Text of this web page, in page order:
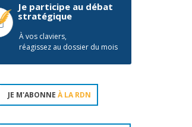
Je participe au débat
stratégique
À vos claviers,
réagissez au dossier du mois
JE M'ABONNE À LA RDN